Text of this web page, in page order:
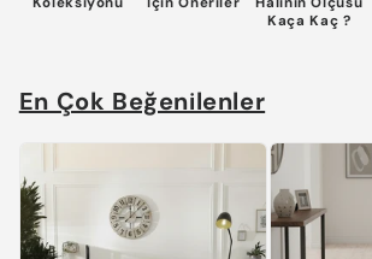
Kaça Kaç ?
En Çok Beğenilenler